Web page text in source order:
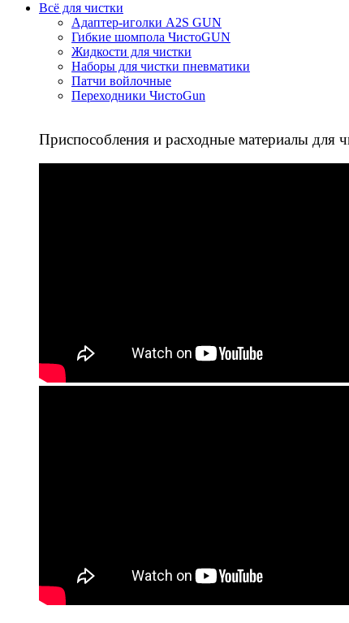
Всё для чистки
Адаптер-иголки A2S GUN
Гибкие шомпола ЧистоGUN
Жидкости для чистки
Наборы для чистки пневматики
Патчи войлочные
Переходники ЧистоGun
Приспособления и расходные материалы для